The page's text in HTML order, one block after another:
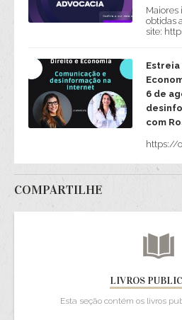
obtidas
site:
6 de
com
https://
COMPARTILHE
LIVROS
Esta seção contém os livros